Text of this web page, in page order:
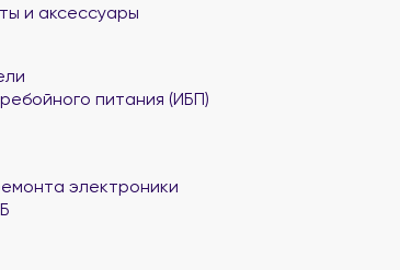
и аксессуары
питания (ИБП)
электроники